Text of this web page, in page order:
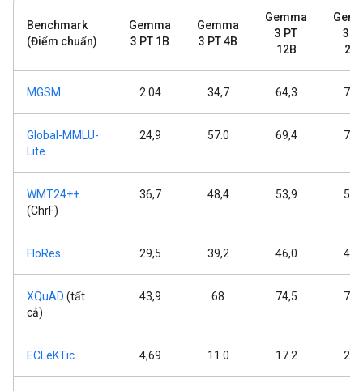
Benchmark
(Điểm chuẩn)
Gemma
3 PT 1B
Gemma
3 PT 4B
Gemma
3 PT
12B
3
MGSM 2.04 34,7 64,3
Global-MMLU-
Lite
24,9 57.0 69,4
WMT24++
(ChrF)
36,7 48,4 53,9
FloRes 29,5 39,2 46,0
XQuAD (tất
cả)
43,9 68 74,5
ECLeKTic 4,69 11.0 17.2